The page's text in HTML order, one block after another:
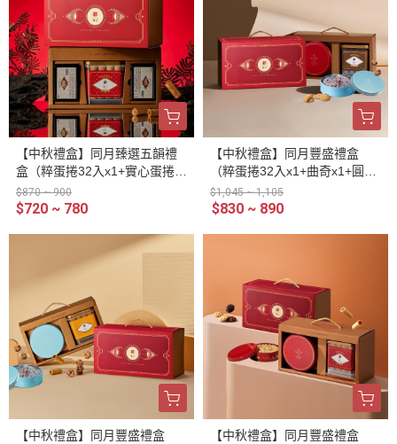
【中秋禮盒】同月臻選五韻禮
盒（粹蛋捲32入x1+實心蛋捲4
入x4）
$870 ~ 900
$720 ~ 780
【中秋禮盒】同月豐盛禮盒
（粹蛋捲32入x1+曲奇x1+圓圓
米香x1）
$1,045 ~ 1,105
$830 ~ 890
【中秋禮盒】同月豐盛禮盒
【中秋禮盒】同月豐盛禮盒